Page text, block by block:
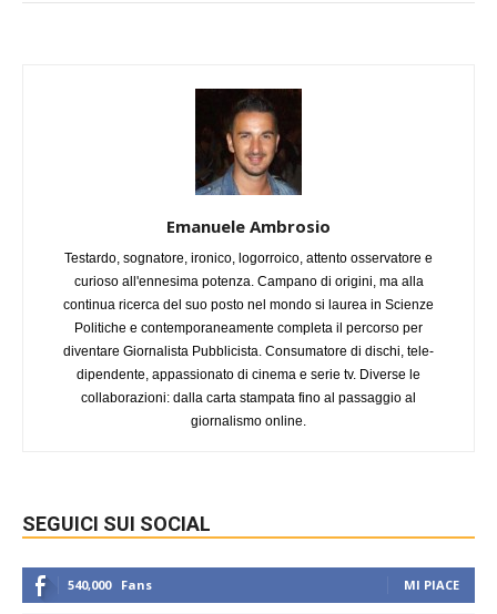
Emanuele Ambrosio
Testardo, sognatore, ironico, logorroico, attento osservatore e
curioso all'ennesima potenza. Campano di origini, ma alla
continua ricerca del suo posto nel mondo si laurea in Scienze
Politiche e contemporaneamente completa il percorso per
diventare Giornalista Pubblicista. Consumatore di dischi, tele-
dipendente, appassionato di cinema e serie tv. Diverse le
collaborazioni: dalla carta stampata fino al passaggio al
giornalismo online.
SEGUICI SUI SOCIAL
540,000 Fans MI PIACE